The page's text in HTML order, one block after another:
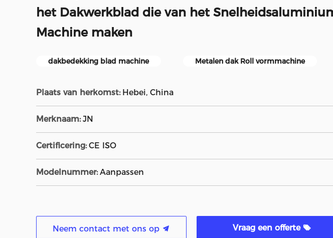
het Dakwerkblad die van het
Machine maken
dakbedekking blad machine Metalen dak Roll vormmachine
Plaats van herkomst: Hebei, China
Merknaam: JN
Certificering: CE ISO
Modelnummer: Aanpassen
Neem contact met ons op Vraag een offerte